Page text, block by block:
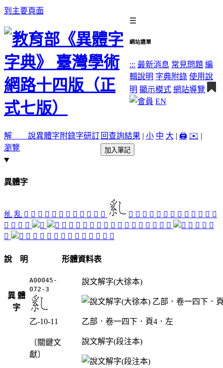
到主要頁面
☰
網站選單
::: 最新消息 常見問題 編
輯說明 字典附錄 使用說
明 顯示模式 網站導覽
EN
解 說異體字 附錄字研訂
瀏覽
回查詢結果 | 小 中 大 | 🖨️ ✉️ |
加入筆記
異體字
乨 乱 󰃦 𠃶 󰃡 󰃚 󰃭 󰃨 󰃟 󰃮 󰃜 󰃠 󰃞 󰃩 󰃛 󰃖 󰃣 󰃧 󰃥 󰃎 󰃊 󰃒 󰃕 󰃋 󰃗 󰃐 󰃙
󰃍 󰃌 󰃔 󰃓 󰃑 󰃉 󰃝 󰃫 󰃘 󰃢 󰃤 󰃻 󰃸 󰃈 󰃵 󰃶 󰃳 𠧎 󰃾 𠧏 󰃷 𠮗 󰃴 󰃺
𢮣
󰃽 󰃏 󰃼 󰃯 󰃰 𤔔 󰃹 󰃱 𤔦 󰃲 𤕅 𤕍 釠
說 明
異 體
字
A00045-
072-3
乙-10-11
〔關鍵文
獻〕
形體資料表
說文解字(大徐本)
乙部．卷一四下．頁4．左
說文解字(段注本)